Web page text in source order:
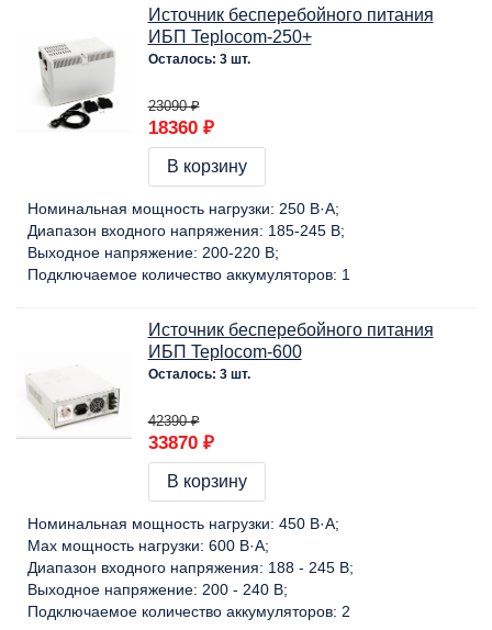
Источник бесперебойного питания
ИБП Teplocom-250+
Осталось: 3 шт.
23090 ₽
18360 ₽
В корзину
Номинальная мощность нагрузки: 250 В·А
Диапазон входного напряжения: 185-245 В
Выходное напряжение: 200-220 В
Подключаемое количество аккумуляторов: 1
Источник бесперебойного питания
ИБП Teplocom-600
Осталось: 3 шт.
42390 ₽
33870 ₽
В корзину
Номинальная мощность нагрузки: 450 В·А
Max мощность нагрузки: 600 В·А
Диапазон входного напряжения: 188 - 245 В
Выходное напряжение: 200 - 240 В
Подключаемое количество аккумуляторов: 2